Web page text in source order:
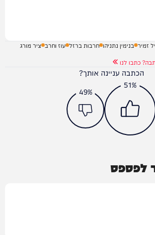
זמיר בנימין נתניהו חרבות ברזל עוז וחרב ציר מורג
כתבו לנו
הכתבה עניינה אותך?
51%
49%
לפספס